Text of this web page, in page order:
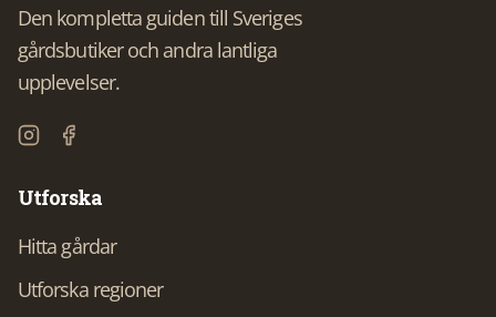
Den kompletta guiden till Sveriges
gårdsbutiker och andra lantliga
upplevelser.
Utforska
Hitta gårdar
Utforska regioner